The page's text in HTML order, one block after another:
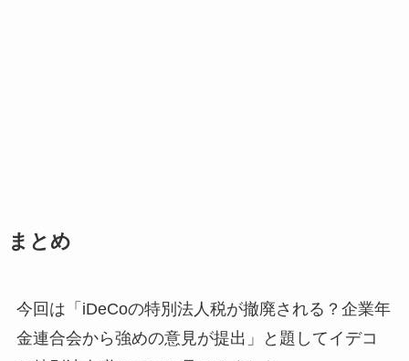
まとめ
今回は「iDeCoの特別法人税が撤廃される？企業年
金連合会から強めの意見が提出」と題してイデコ